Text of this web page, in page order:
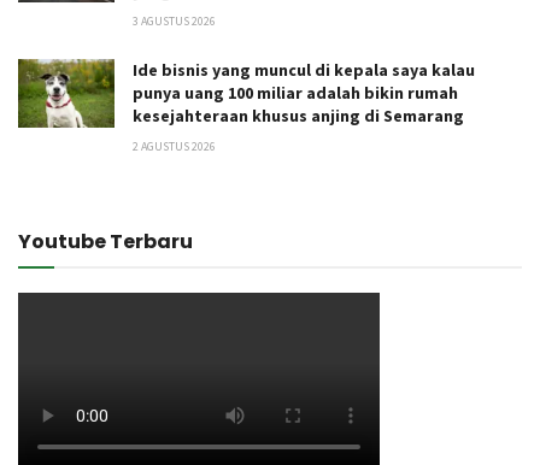
3 AGUSTUS 2026
Ide bisnis yang muncul di kepala saya kalau
punya uang 100 miliar adalah bikin rumah
kesejahteraan khusus anjing di Semarang
2 AGUSTUS 2026
Youtube Terbaru